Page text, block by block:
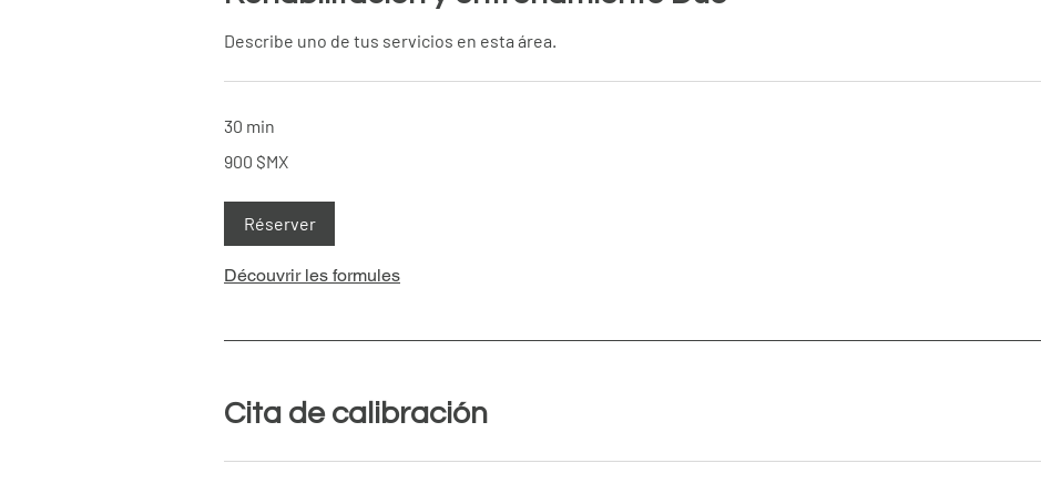
Describe uno de tus servicios en esta área.
30 min
pesos
900 $MX
Réserver
Découvrir les formules
Cita de calibración